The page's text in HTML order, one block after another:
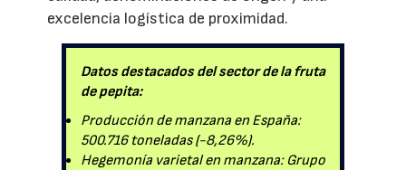
excelencia logística de proximidad.
Datos destacados del sector de la fruta
de pepita:
Producción de manzana en España:
500.716 toneladas (-8,26%).
Hegemonía varietal en manzana: Grupo